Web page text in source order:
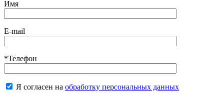
Имя
E-mail
*Телефон
Я согласен на обработку персональных данных